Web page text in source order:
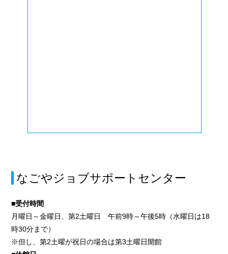
なごやジョブサポートセンター
■受付時間
月曜日～金曜日、第2土曜日 午前9時～午後5時（水曜日は18
時30分まで）
※但し、第2土曜が祝日の場合は第3土曜日開館